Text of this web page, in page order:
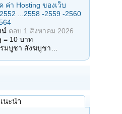
ค่า Hosting ของเว็บ
...2558 -2559 -2560
น์ ตอบ 1 สิงหาคม 2026
= 10 บาท
มบูชา สังฆบูชา…
นะนำ